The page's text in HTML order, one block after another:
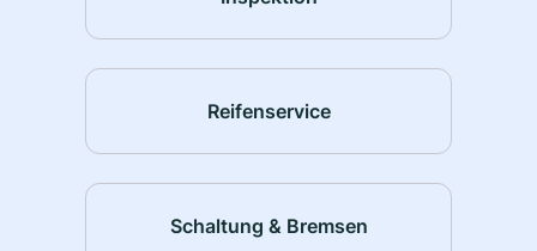
Reifenservice
Schaltung & Bremsen